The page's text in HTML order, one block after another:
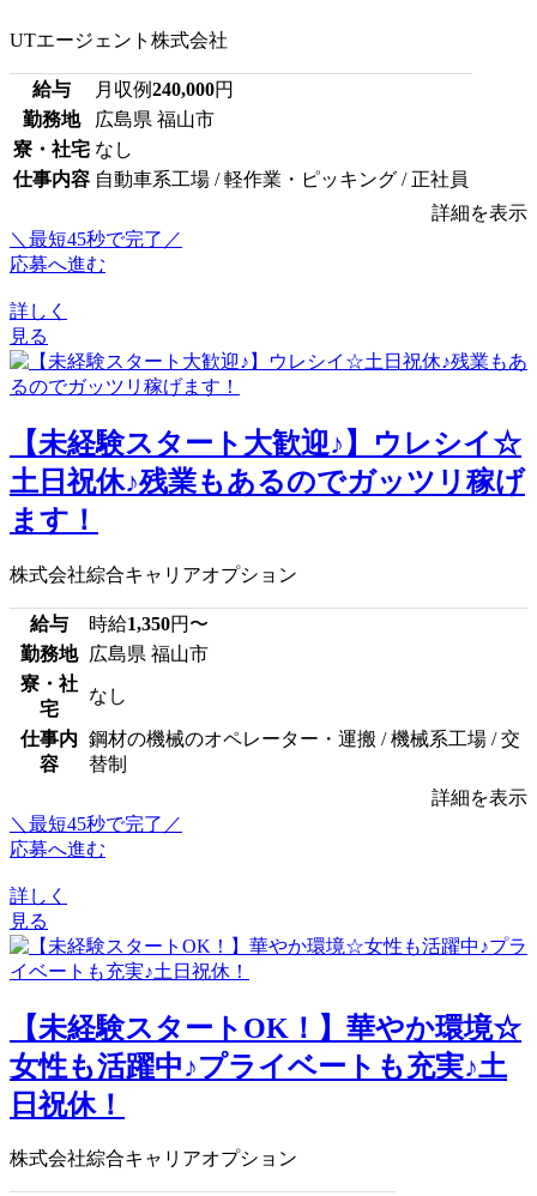
UTエージェント株式会社
給与 月収例240,000円
勤務地
広島県 福山市
寮・社宅 なし
仕事内容 自動車系工場 / 軽作業・ピッキング / 正社員
詳細を表示
＼最短45秒で完了／
応募へ進む
詳しく
見る
【未経験スタート大歓迎♪】ウレシイ☆
土日祝休♪残業もあるのでガッツリ稼げ
ます！
株式会社綜合キャリアオプション
給与 時給1,350円〜
勤務地
広島県 福山市
寮・社
宅
なし
仕事内
容
鋼材の機械のオペレーター・運搬 / 機械系工場 / 交
替制
詳細を表示
＼最短45秒で完了／
応募へ進む
詳しく
見る
【未経験スタートOK！】華やか環境☆
女性も活躍中♪プライベートも充実♪土
日祝休！
株式会社綜合キャリアオプション